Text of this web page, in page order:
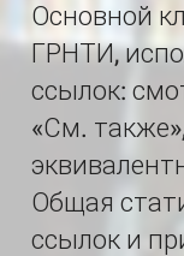
Основной
ГРНТИ,
ссылок:
«См.
Общая
ссылок и